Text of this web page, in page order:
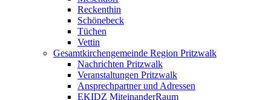
Reckenthin
Schönebeck
Tüchen
Vettin
Gesamtkirchengemeinde Region Pritzwalk
Nachrichten Pritzwalk
Veranstaltungen Pritzwalk
Ansprechpartner und Adressen
EKIDZ MiteinanderRaum